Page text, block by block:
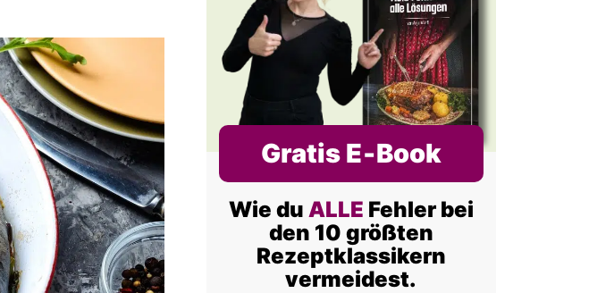
Gratis E‑Book
Wie du ALLE Fehler bei
den 10 größten
Rezeptklassikern
vermeidest.